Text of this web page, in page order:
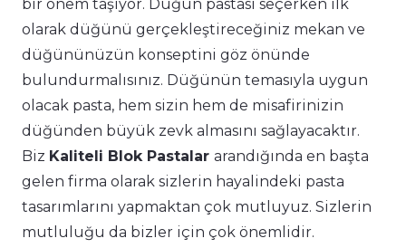
bir önem taşıyor. Düğün pastası seçerken ilk
olarak düğünü gerçekleştireceğiniz mekan ve
düğününüzün konseptini göz önünde
bulundurmalısınız. Düğünün temasıyla uygun
olacak pasta, hem sizin hem de misafirinizin
düğünden büyük zevk almasını sağlayacaktır.
Biz Kaliteli Blok Pastalar arandığında en başta
gelen firma olarak sizlerin hayalindeki pasta
tasarımlarını yapmaktan çok mutluyuz. Sizlerin
mutluluğu da bizler için çok önemlidir.